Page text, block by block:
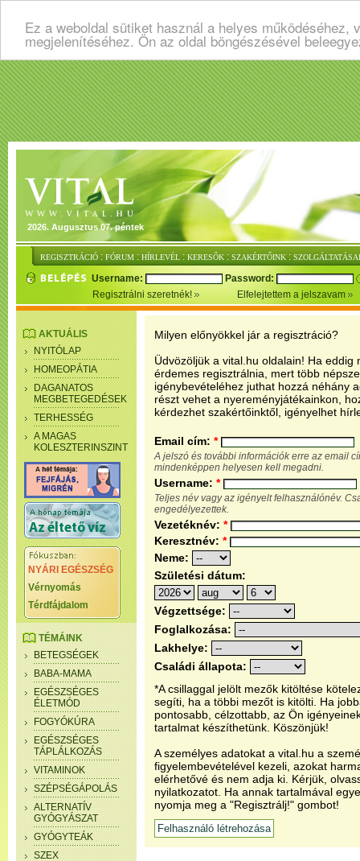
Ez a weboldal sütiket használ a helyes
megjelenítéséhez. Ön az oldal böngészésével
2026. Augusztus 07. péntek
REGISZTRÁCIÓ : FÓRUM : HÍRLEVÉL : KERESŐK : SZAKÉRTŐINK :
Username:
Password:
Regisztrálni szeretnék!
Elfelejtettem a jelszavam
AKTUÁLIS
NYITÓLAP
HOMEOPÁTIA
DAGANATOS
MEGBETEGEDÉSEK
TERHESSÉG
A MAGAS
KOLESZTERINSZINT
NYÁRI EGÉSZSÉG
Vérnyomás
Térdfájdalom
TÉMÁINK
BETEGSÉGEK
BABA-MAMA
EGÉSZSÉGES
ÉLETMÓD
FOGYÓKÚRA
EGÉSZSÉGES
TÁPLÁLKOZÁS
VITAMINOK
SZÉPSÉGÁPOLÁS
ALTERNATÍV
GYÓGYÁSZAT
GYÓGYTEÁK
SZEX
Milyen előnyökkel jár a regisztráció?
Üdvözöljük a vital.hu oldalain! Ha eddig
érdemes regisztrálnia, mert több
igénybevételéhez juthat hozzá néhány
részt vehet a nyereményjátékainkon,
kérdezhet szakértőinktől, igényelhet
Email cím: *
A jelszó és további információk erre az email
mindenképpen helyesen kell megadni.
Username: *
Teljes név vagy az igényelt felhasználónév.
engedélyezettek.
Vezetéknév: *
Keresztnév: *
Neme:
Születési dátum:
Végzettsége:
Foglalkozása:
Lakhelye:
Családi állapota:
*A csillaggal jelölt mezők kitöltése
segíti, ha a többi mezőt is kitölti. Ha
pontosabb, célzottabb, az Ön
tartalmat készíthetünk. Köszönjük!
A személyes adatokat a vital.hu a
figyelembevételével kezeli, azokat
elérhetővé és nem adja ki. Kérjük,
nyilatkozatot. Ha annak tartalmával
nyomja meg a "Regisztrálj!" gombot!